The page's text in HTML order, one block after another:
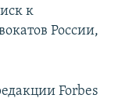
к
России,
Forbes